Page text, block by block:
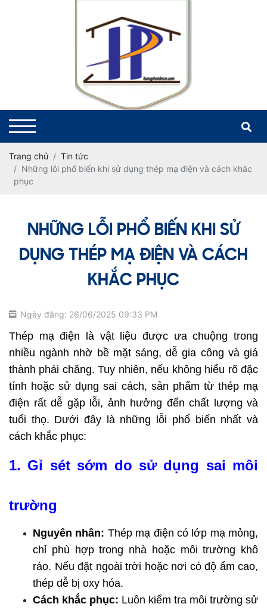
Trang chủ
Tin tức
Những lỗi phổ biến khi sử dụng thép mạ điện và cách khắc
phục
NHỮNG LỖI PHỔ BIẾN KHI SỬ
DỤNG THÉP MẠ ĐIỆN VÀ CÁCH
KHẮC PHỤC
Ngày đăng: 26/06/2025 09:33 PM
Thép mạ điện là vật liệu được ưa chuộng trong
nhiều ngành nhờ bề mặt sáng, dễ gia công và giá
thành phải chăng. Tuy nhiên, nếu không hiểu rõ đặc
tính hoặc sử dụng sai cách, sản phẩm từ thép mạ
điện rất dễ gặp lỗi, ảnh hưởng đến chất lượng và
tuổi thọ. Dưới đây là những lỗi phổ biến nhất và
cách khắc phục:
1. Gỉ sét sớm do sử dụng sai môi
trường
Nguyên nhân: Thép mạ điện có lớp mạ mỏng,
chỉ phù hợp trong nhà hoặc môi trường khô
ráo. Nếu đặt ngoài trời hoặc nơi có độ ẩm cao,
thép dễ bị oxy hóa.
Cách khắc phục: Luôn kiểm tra môi trường sử